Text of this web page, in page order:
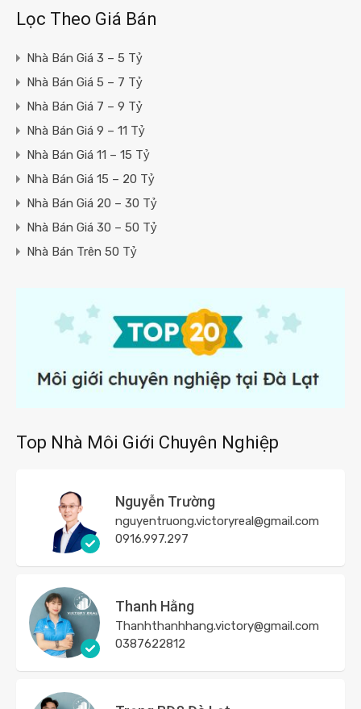
Lọc Theo Giá Bán
Nhà Bán Giá 3 – 5 Tỷ
Nhà Bán Giá 5 – 7 Tỷ
Nhà Bán Giá 7 – 9 Tỷ
Nhà Bán Giá 9 – 11 Tỷ
Nhà Bán Giá 11 – 15 Tỷ
Nhà Bán Giá 15 – 20 Tỷ
Nhà Bán Giá 20 – 30 Tỷ
Nhà Bán Giá 30 – 50 Tỷ
Nhà Bán Trên 50 Tỷ
Top Nhà Môi Giới Chuyên Nghiệp
Nguyễn Trường
nguyentruong.victoryreal@gmail.com
0916.997.297
Thanh Hằng
Thanhthanhhang.victory@gmail.com
0387622812